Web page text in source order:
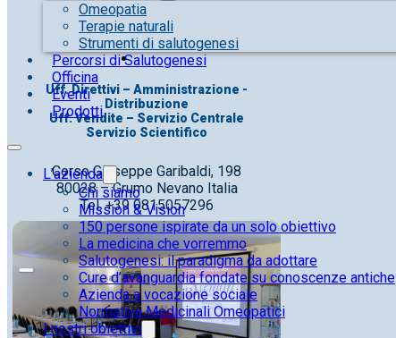
Omeopatia
Terapie naturali
Strumenti di salutogenesi
Percorsi di Salutogenesi
Officina
Eventi
Prodotti
L’azienda
Chi siamo
Mission & Vision
150 persone ispirate da un solo obiettivo
La medicina che vorremmo
Salutogenesi: il paradigma da adottare
Cure d’avanguardia fondate su conoscenze antiche
Azienda a vocazione sociale
Normativa Medicinali Omeopatici
I nostri obiettivi
Uff. Direttivi – Amministrazione -
Distribuzione
Uff. Vendite – Servizio Centrale
Servizio Scientifico
Corso Giuseppe Garibaldi, 198
80028 – Grumo Nevano Italia
Tel. +39 0815057296